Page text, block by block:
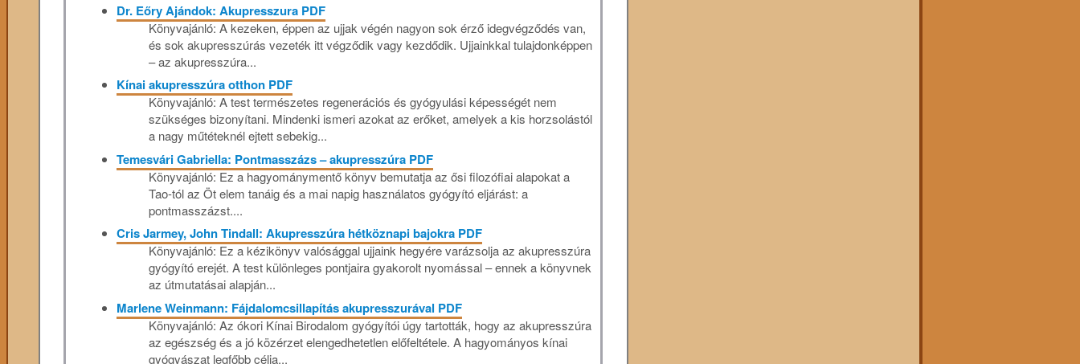
Dr. Eőry Ajándok: Akupresszura PDF
Könyvajánló: A kezeken, éppen az ujjak végén nagyon sok érző idegvégződés van,
és sok akupresszúrás vezeték itt végződik vagy kezdődik. Ujjainkkal tulajdonképpen
– az akupresszúra...
Kínai akupresszúra otthon PDF
Könyvajánló: A test természetes regenerációs és gyógyulási képességét nem
szükséges bizonyítani. Mindenki ismeri azokat az erőket, amelyek a kis horzsolástól
a nagy műtéteknél ejtett sebekig...
Temesvári Gabriella: Pontmasszázs – akupresszúra PDF
Könyvajánló: Ez a hagyománymentő könyv bemutatja az ősi filozófiai alapokat a
Tao-tól az Öt elem tanáig és a mai napig használatos gyógyító eljárást: a
pontmasszázst....
Cris Jarmey, John Tindall: Akupresszúra hétköznapi bajokra PDF
Könyvajánló: Ez a kézikönyv valósággal ujjaink hegyére varázsolja az akupresszúra
gyógyító erejét. A test különleges pontjaira gyakorolt nyomással – ennek a könyvnek
az útmutatásai alapján...
Marlene Weinmann: Fájdalomcsillapítás akupresszurával PDF
Könyvajánló: Az ókori Kínai Birodalom gyógyítói úgy tartották, hogy az akupresszúra
az egészség és a jó közérzet elengedhetetlen előfeltétele. A hagyományos kínai
gyógyászat legfőbb célja...